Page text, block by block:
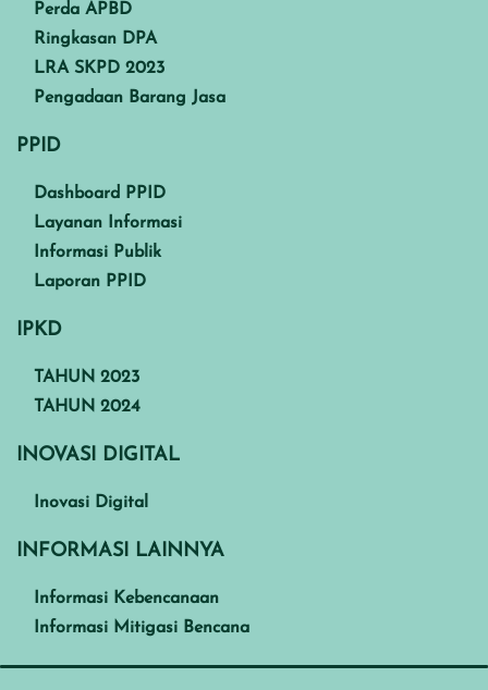
Perda APBD
Ringkasan DPA
LRA SKPD 2023
Pengadaan Barang Jasa
PPID
Dashboard PPID
Layanan Informasi
Informasi Publik
Laporan PPID
IPKD
TAHUN 2023
TAHUN 2024
INOVASI DIGITAL
Inovasi Digital
INFORMASI LAINNYA
Informasi Kebencanaan
Informasi Mitigasi Bencana